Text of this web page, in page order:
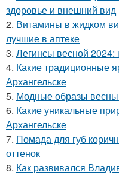
здоровье и внешний вид
2. Витамины в жидком
лучшие в аптеке
3. Легинсы весной 2024:
4. Какие традиционные
Архангельске
5. Модные образы весны
6. Какие уникальные
Архангельске
7. Помада для губ
оттенок
8. Как развивался